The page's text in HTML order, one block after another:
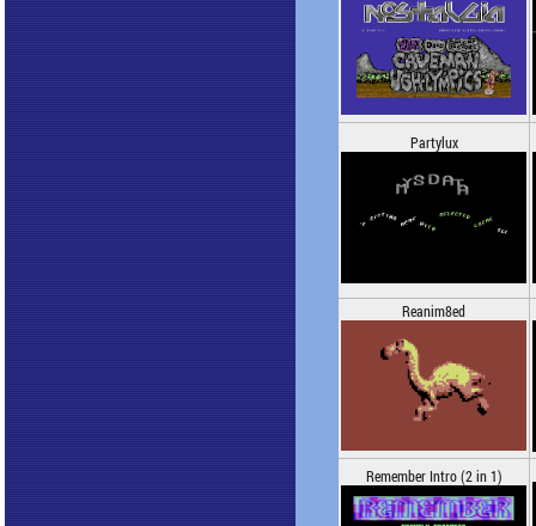
Partylux
Reanim8ed
Remember Intro (2 in 1)